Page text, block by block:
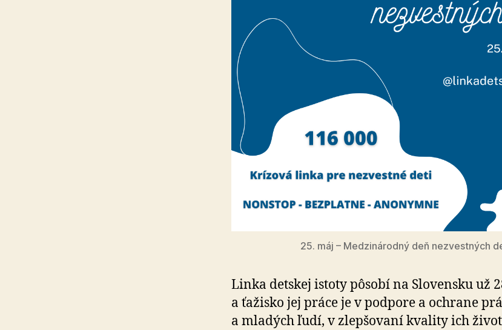
25. máj – Medzinárodný deň nezvestných
Linka detskej istoty pôsobí na Slovensku už
a ťažisko jej práce je v podpore a ochrane
a mladých ľudí, v zlepšovaní kvality ich